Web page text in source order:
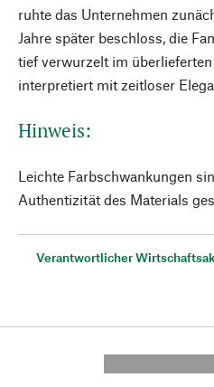
ruhte das Unternehmen
Jahre später beschloss, die
tief verwurzelt im
interpretiert mit zeitloser
Hinweis:
Leichte Farbschwankungen
Authentizität des Materials
Verantwortlicher